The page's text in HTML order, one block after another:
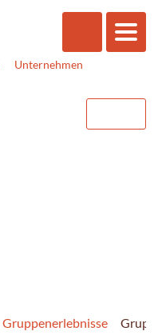
Unternehmen
Gruppen­erlebnisse